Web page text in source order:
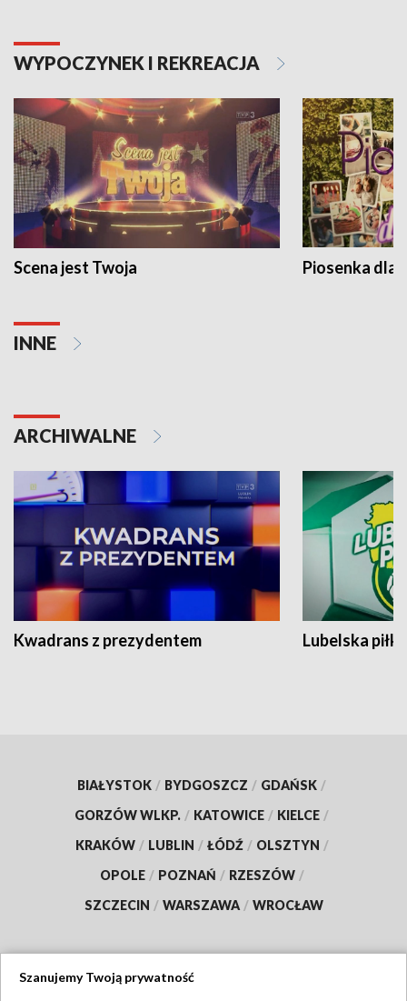
WYPOCZYNEK I REKREACJA
Scena jest Twoja Piosenka dla
INNE
ARCHIWALNE
Kwadrans z prezydentem Lubelska piłka
BIAŁYSTOK / BYDGOSZCZ / GDAŃSK /
GORZÓW WLKP. / KATOWICE / KIELCE /
KRAKÓW / LUBLIN / ŁÓDŹ / OLSZTYN /
OPOLE / POZNAŃ / RZESZÓW /
SZCZECIN / WARSZAWA / WROCŁAW
Szanujemy Twoją prywatność